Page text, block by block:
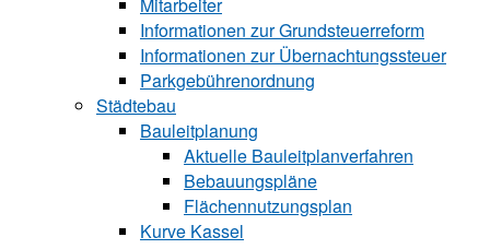
Informationen zur Grund‍steu‍er‍re‍form
Informationen zur Über‍nachtungssteuer
Parkgebührenordnung
Städtebau
Bauleitplanung
Aktuelle Bauleitplanverfahren
Bebauungspläne
Flächennutzungsplan
Kurve Kassel